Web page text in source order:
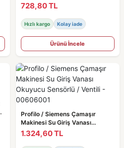
728,80 TL
Hızlı kargo Kolay iade
Ürünü İncele
Profilo / Siemens Çamaşır
Makinesi Su Giriş Vanası
Okuyucu Sensörlü / Ventili -
00606001
1.324,60 TL